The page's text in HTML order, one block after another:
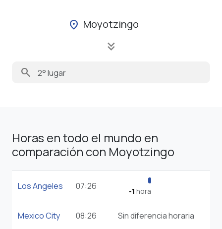
location_on Moyotzingo
keyboard_double_arrow_down
search
Horas en todo el mundo en
comparación con Moyotzingo
Los Angeles 07:26 -1 hora
Mexico City 08:26 Sin diferencia horaria